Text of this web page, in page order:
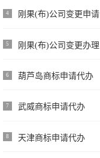
4 刚果(布)公司变更申请
5 刚果(布)公司变更办理
6 葫芦岛商标申请代办
7 武威商标申请代办
8 天津商标申请代办